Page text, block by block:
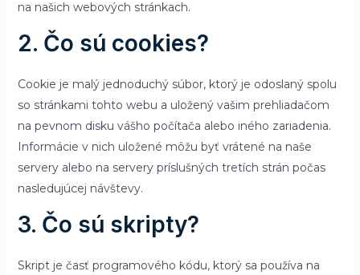
na našich webových stránkach.
2. Čo sú cookies?
Cookie je malý jednoduchý súbor, ktorý je odoslaný spolu
so stránkami tohto webu a uložený vašim prehliadačom
na pevnom disku vášho počítača alebo iného zariadenia.
Informácie v nich uložené môžu byť vrátené na naše
servery alebo na servery príslušných tretích strán počas
nasledujúcej návštevy.
3. Čo sú skripty?
Skript je časť programového kódu, ktorý sa používa na